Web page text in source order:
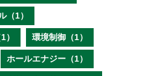
（1）
） 環境制御（1）
ホールエナジー（1）